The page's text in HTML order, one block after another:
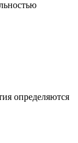
определяются